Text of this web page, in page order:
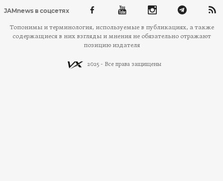
JAMnews в соцсетях
Топонимы и терминология, используемые в публикациях, а также
содержащиеся в них взгляды и мнения не обязательно отражают
позицию издателя
2025 - Все права защищены